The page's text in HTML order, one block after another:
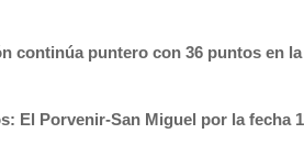
continúa puntero con 36 puntos en
El Porvenir-San Miguel por la fecha